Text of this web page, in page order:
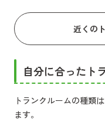
近くの
自分に合ったト
トランクルームの種類
ます。